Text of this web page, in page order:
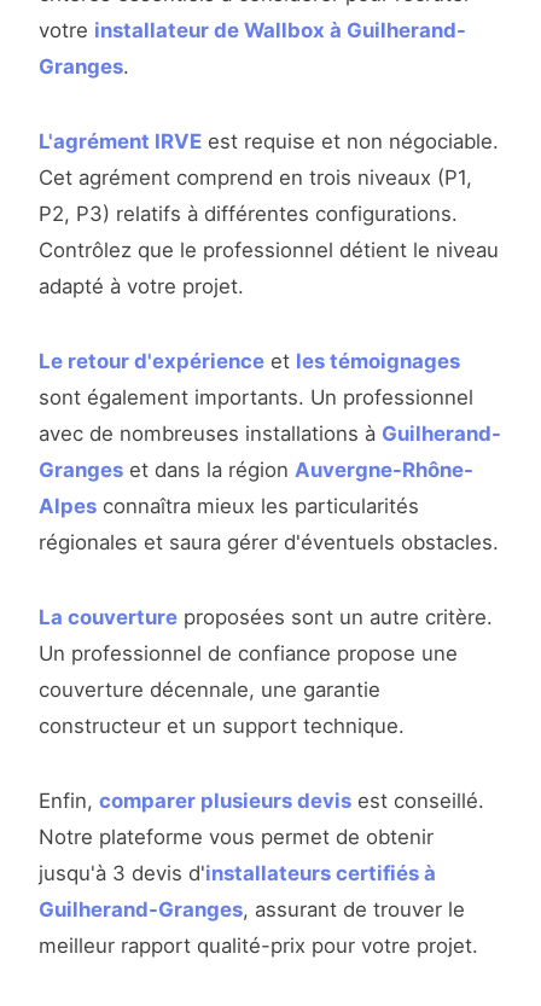
votre installateur de Wallbox à Guilherand-
Granges.
L'agrément IRVE est requise et non négociable.
Cet agrément comprend en trois niveaux (P1,
P2, P3) relatifs à différentes configurations.
Contrôlez que le professionnel détient le niveau
adapté à votre projet.
Le retour d'expérience et les témoignages
sont également importants. Un professionnel
avec de nombreuses installations à Guilherand-
Granges et dans la région Auvergne-Rhône-
Alpes connaîtra mieux les particularités
régionales et saura gérer d'éventuels obstacles.
La couverture proposées sont un autre critère.
Un professionnel de confiance propose une
couverture décennale, une garantie
constructeur et un support technique.
Enfin, comparer plusieurs devis est conseillé.
Notre plateforme vous permet de obtenir
jusqu'à 3 devis d'installateurs certifiés à
Guilherand-Granges, assurant de trouver le
meilleur rapport qualité-prix pour votre projet.